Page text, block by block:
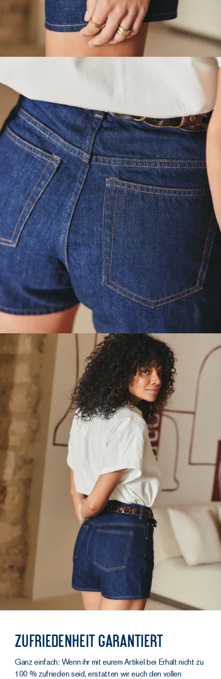
Zufriedenheit garantiert
Ganz einfach: Wenn ihr mit eurem Artikel bei Erhalt nicht zu
100 % zufrieden seid, erstatten wir euch den vollen